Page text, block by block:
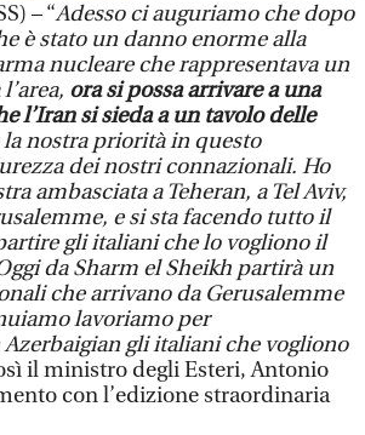
– “Adesso ci auguriamo che dopo
è stato un danno enorme alla
nucleare che rappresentava un
ora si possa arrivare a una
l’Iran si sieda a un tavolo delle
la nostra priorità in questo
dei nostri connazionali. Ho
ambasciata a Teheran, a Tel Aviv,
e si sta facendo tutto il
gli italiani che lo vogliono il
da Sharm el Sheikh partirà un
che arrivano da Gerusalemme
lavoriamo per
gli italiani che vogliono
il ministro degli Esteri, Antonio
con l’edizione straordinaria